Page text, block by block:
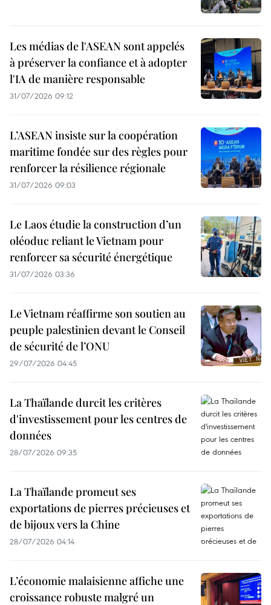
Les médias de l'ASEAN sont appelés
à préserver la confiance et à adopter
l'IA de manière responsable
31/07/2026 09:12
L’ASEAN insiste sur la coopération
maritime fondée sur des règles pour
renforcer la résilience régionale
31/07/2026 09:03
Le Laos étudie la construction d’un
oléoduc reliant le Vietnam pour
renforcer sa sécurité énergétique
31/07/2026 03:36
Le Vietnam réaffirme son soutien au
peuple palestinien devant le Conseil
de sécurité de l’ONU
29/07/2026 04:45
La Thaïlande durcit les critères
d'investissement pour les centres de
données
28/07/2026 09:35
La Thaïlande promeut ses
exportations de pierres précieuses et
de bijoux vers la Chine
28/07/2026 04:14
L’économie malaisienne affiche une
croissance robuste malgré un